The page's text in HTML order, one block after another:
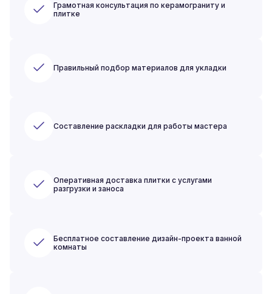
Грамотная консультация по керамограниту и
плитке
Правильный подбор материалов для укладки
Составление раскладки для работы мастера
Оперативная доставка плитки с услугами
разгрузки и заноса
Бесплатное составление дизайн-проекта ванной
комнаты